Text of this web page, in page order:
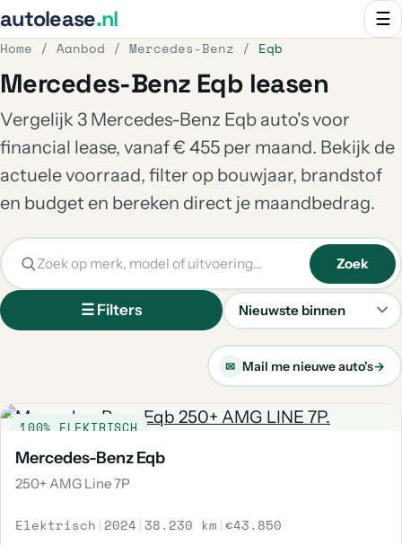
autolease.nl ☰
Home / Aanbod / Mercedes-Benz / Eqb
Mercedes-Benz Eqb leasen
Vergelijk 3 Mercedes-Benz Eqb auto's voor
financial lease, vanaf € 455 per maand. Bekijk de
actuele voorraad, filter op bouwjaar, brandstof
en budget en bereken direct je maandbedrag.
☰ Filters
Sorteren
Zoek
✉ Mail me nieuwe auto's→
100% ELEKTRISCH
Mercedes-Benz Eqb
250+ AMG Line 7P
Elektrisch | 2024 | 38.230 km |€43.850